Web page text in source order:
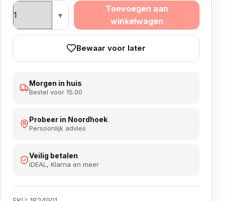
Target pro Grip Spin aantalToevoegen aan
winkelwagen
Bewaar voor later
Morgen in huis
Bestel voor 15.00
Probeer in Noordhoek
Persoonlijk advies
Veilig betalen
iDEAL, Klarna en meer